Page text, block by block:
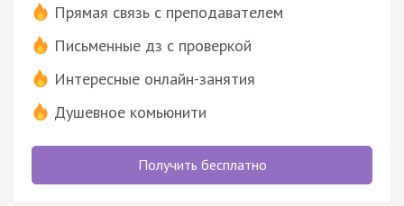
Прямая связь с преподавателем
Письменные дз с проверкой
Интересные онлайн-занятия
Душевное комьюнити
Получить бесплатно